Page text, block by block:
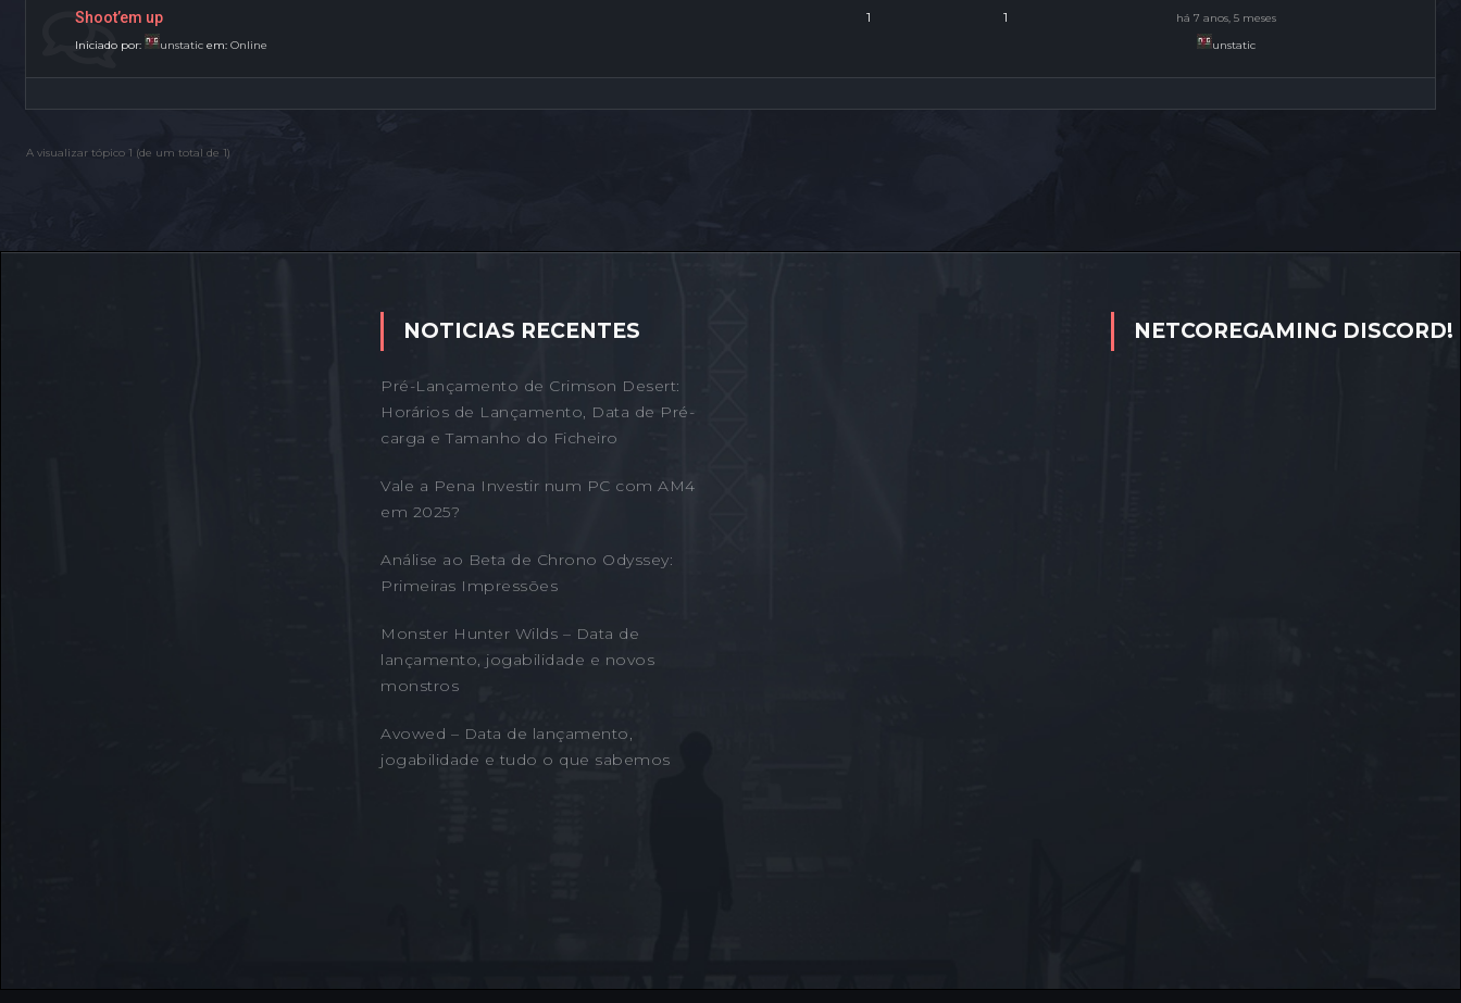
Shoot’em up
Iniciado por: unstatic em: Online
1 1
há 7 anos, 5 meses
unstatic
A visualizar tópico 1 (de um total de 1)
NOTICIAS RECENTES
Pré-Lançamento de Crimson Desert:
Horários de Lançamento, Data de Pré-
carga e Tamanho do Ficheiro
Vale a Pena Investir num PC com AM4
em 2025?
Análise ao Beta de Chrono Odyssey:
Primeiras Impressões
Monster Hunter Wilds – Data de
lançamento, jogabilidade e novos
monstros
Avowed – Data de lançamento,
jogabilidade e tudo o que sabemos
NETCOREGAMING DISCORD!